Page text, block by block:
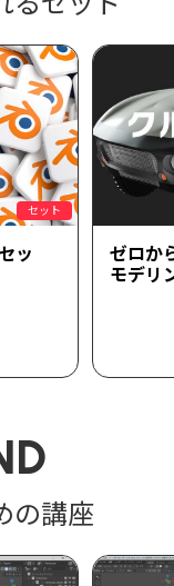
セット
ッ ゼロか
モデリ
の講座